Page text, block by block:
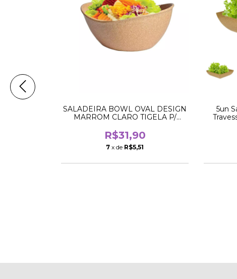
SALADEIRA BOWL OVAL DESIGN
MARROM CLARO TIGELA P/
R$31,90
7 x de R$5,51
5un